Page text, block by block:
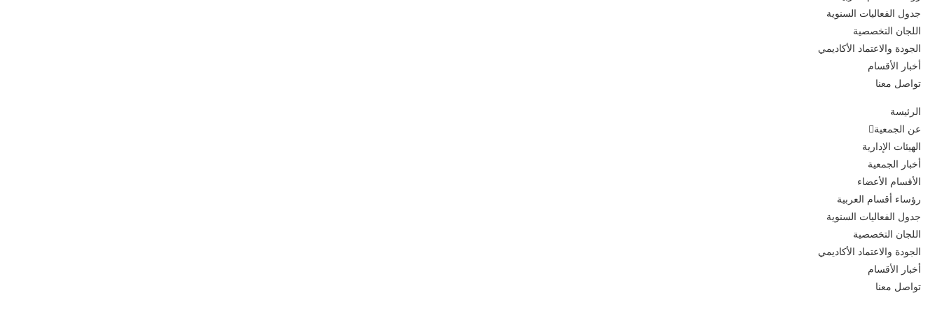
جدول الفعاليات السنوية
اللجان التخصصية
الجودة والاعتماد الأكاديمي
أخبار الأقسام
تواصل معنا
الرئيسة
عن الجمعية
الهيئات الإدارية
أخبار الجمعية
الأقسام الأعضاء
رؤساء أقسام العربية
جدول الفعاليات السنوية
اللجان التخصصية
الجودة والاعتماد الأكاديمي
أخبار الأقسام
تواصل معنا